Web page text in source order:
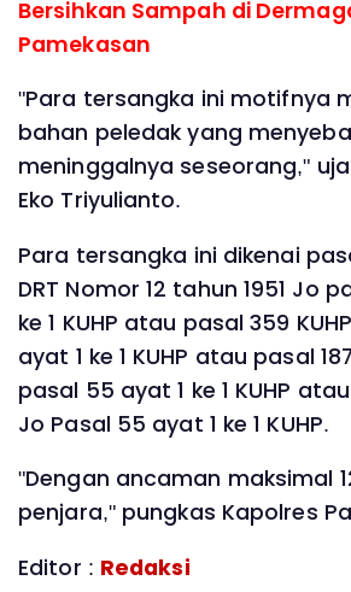
Bersihkan Sampah di
Pamekasan
"Para tersangka ini motifnya
bahan peledak yang
meninggalnya seseorang,"
Eko Triyulianto.
Para tersangka ini dikenai
DRT Nomor 12 tahun 1951 Jo
ke 1 KUHP atau pasal 359
ayat 1 ke 1 KUHP atau pasal
pasal 55 ayat 1 ke 1 KUHP
Jo Pasal 55 ayat 1 ke 1 KUHP.
"Dengan ancaman maksimal
penjara," pungkas Kapolres
Editor : Redaksi